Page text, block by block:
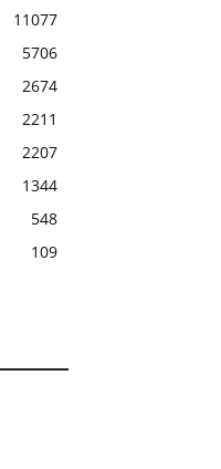
11077
5706
2674
2211
2207
1344
548
109